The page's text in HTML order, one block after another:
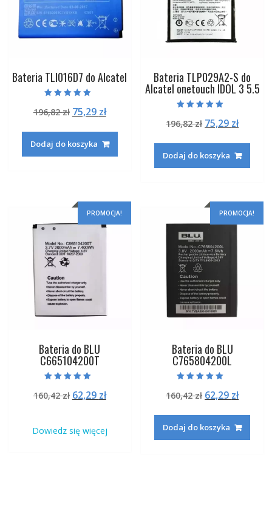
Realme
Narzo
50A
Bateria TLI016D7 do Alcatel
5.00
na 5
196,82zł Pierwotna
wynosiła:
196,82 zł.
75,29 złAktualna
75,29 zł.
Dodaj do koszyka
Bateria TLP029A2-S do
Alcatel onetouch IDOL 3 5.5
5.00
na 5
196,82zł Pierwotna
wynosiła:
196,82 zł.
75,29 zł
75,29
Dodaj do koszyka
PROMOCJA!
Bateria do BLU
C665104200T
5.00
na 5
160,42zł Pierwotna
160,42 zł.
62,29 złAktualna
62,29 zł.
Dowiedz się więcej
PROMOCJA!
Bateria do BLU
C765804200L
5.00
na 5
160,42zł Pierwotna
wynosiła:
160,42 zł.
62,29 zł
62,29
Dodaj do koszyka